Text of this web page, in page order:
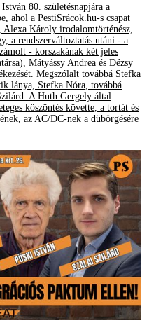
80. születésnapjára a
ahol a PestiSrácok.hu-s csapat
Alexa Károly irodalomtörténész,
a rendszerváltoztatás utáni - a
- korszakának két jeles
Mátyássy Andrea és Dézsy
Megszólalt továbbá Stefka
lánya, Stefka Nóra, továbbá
A Huth Gergely által
köszöntés követte, a tortát és
az AC/DC-nek a dübörgésére